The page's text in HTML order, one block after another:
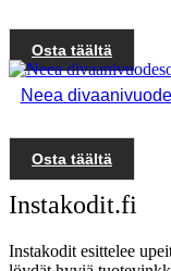
Osta täältä
Neea
Osta täältä
Instakodit.fi
Instakodit esittelee